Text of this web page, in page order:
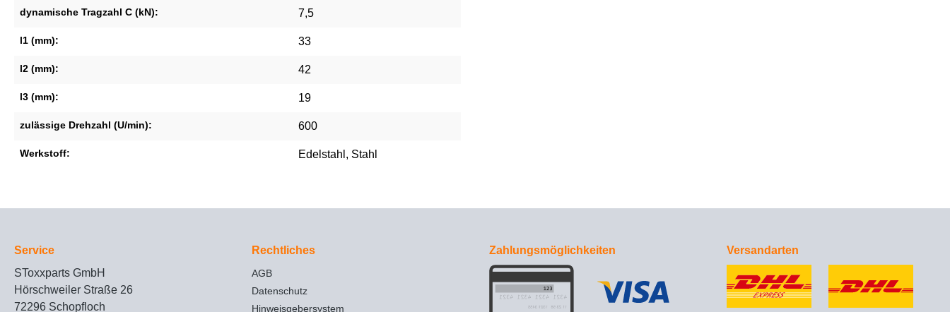
dynamische Tragzahl C (kN): 7,5
l1 (mm): 33
l2 (mm): 42
l3 (mm): 19
zulässige Drehzahl (U/min): 600
Werkstoff: Edelstahl , Stahl
Service
SToxxparts GmbH
Hörschweiler Straße 26
72296 Schopfloch
Rechtliches
AGB
Datenschutz
Hinweisgebersystem
Zahlungsmöglichkeiten Versandarten